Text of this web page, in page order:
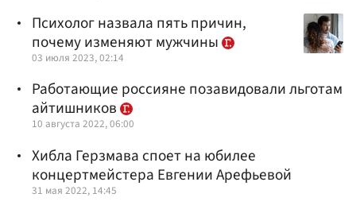
Психолог назвала пять причин,
почему изменяют мужчины
03 июля 2023, 02:14
Работающие россияне позавидовали льготам
айтишников
10 августа 2022, 06:00
Хибла Герзмава споет на юбилее
концертмейстера Евгении Арефьевой
31 мая 2022, 14:45